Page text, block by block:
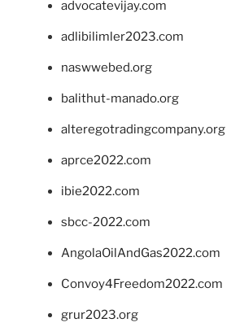
advocatevijay.com
adlibilimler2023.com
naswwebed.org
balithut-manado.org
alteregotradingcompany.org
aprce2022.com
ibie2022.com
sbcc-2022.com
AngolaOilAndGas2022.com
Convoy4Freedom2022.com
grur2023.org